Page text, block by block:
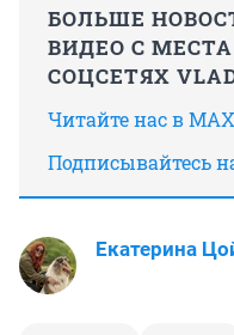
БОЛЬШЕ
ВИДЕО С
СОЦСЕТЯХ
Читайте нас в MAX
Подписывайтесь
Екатерина